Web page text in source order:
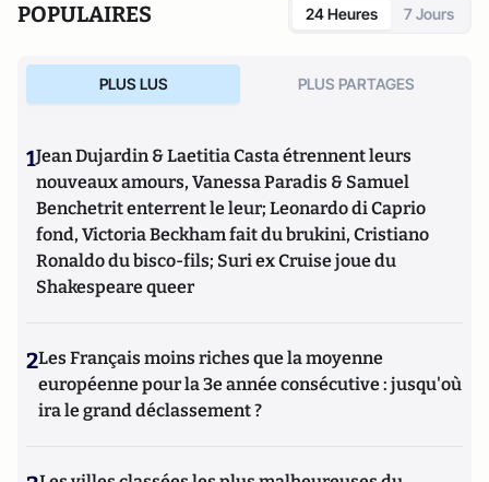
pénale; publié aux éditions Valensin (2015),La face cachée
métier d'avocat en France(PUF, 2017) et
(Max Milo, 2020).
POPULAIRES 24 Heures 7 Jours
PLUS LUS PLUS PARTAGES
1Jean Dujardin & Laetitia Casta étrennent leurs
nouveaux amours, Vanessa Paradis & Samuel
Benchetrit enterrent le leur; Leonardo di Caprio
fond, Victoria Beckham fait du brukini, Cristiano
Ronaldo du bisco-fils; Suri ex Cruise joue du
Shakespeare queer
2Les Français moins riches que la moyenne
européenne pour la 3e année consécutive : jusqu'où
ira le grand déclassement ?